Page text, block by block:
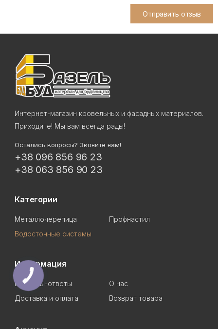
Отправить отзыв
Интернет-магазин кровельных и фасадных материалов.
Приходите! Мы вам всегда рады!
Остались вопросы? Звоните нам!
+38 096 856 96 23
+38 063 856 90 23
Категории
Металлочерепица
Профнастил
Водосточные системы
Информация
Вопросы-ответы
О нас
Доставка и оплата
Возврат товара